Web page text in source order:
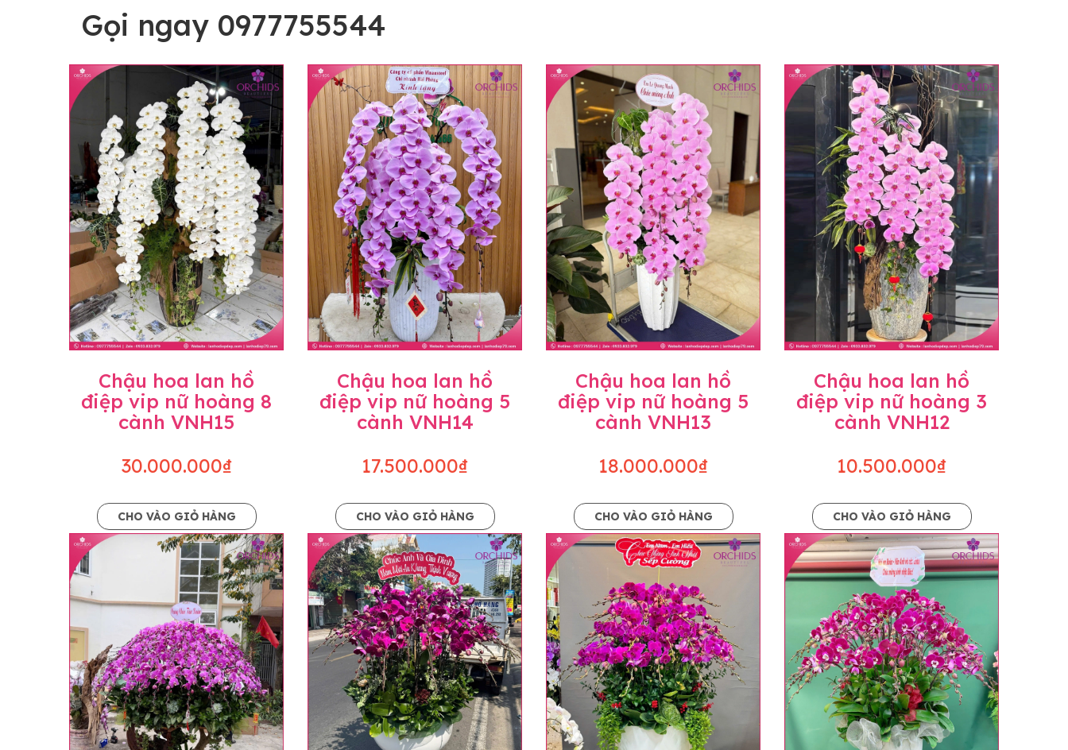
Lưu ý trước khi đặt hàng
• Về cây hoa: Một chậu hoa lan hồ điệp đẹp và hoàn chỉnh sẽ được phối ghép từ nhiều cây hoa và tạo dáng hoàn toàn thủ công nên có thể sẽ
khác nhau đôi chút giữa sản phẩm thực tế và trên hình. Cây hoa lan còn phụ thuộc theo mùa và điều kiện khách quan, tùy vào thời điểm hoa nở
nhiều, nở ít khi shop có sẵn nên sẽ thay đổi về độ dầy hoa, thưa hoa và cách trang trí.
• Về kiểu dáng & phụ kiện: Beautiful Orchids cam kết sản phẩm được thực hiện dựa trên mẫu đã chọn với mức độ giống mẫu khoảng 80-90%,
nếu có thay đổi về màu sắc hoa và kiểu chậu cũng như phụ kiện trang trí chúng tôi sẽ chủ động liên lạc với khách hàng để thông báo và tư vấn
loại hoa và phụ kiện thay thế, vẫn giữ nguyên mức giá không thay đổi. Trường hợp không đủ thời gian hoặc không liên lạc được với người
Gọi ngay 0977755544
Chậu hoa lan hồ
điệp vip nữ hoàng 8
cành VNH15
30.000.000₫
CHO VÀO GIỎ HÀNG
Chậu hoa lan hồ
điệp vip nữ hoàng 5
cành VNH14
17.500.000₫
CHO VÀO GIỎ HÀNG
Chậu hoa lan hồ
điệp vip nữ hoàng 5
cành VNH13
18.000.000₫
CHO VÀO GIỎ HÀNG
Chậu hoa lan hồ
điệp vip nữ hoàng 3
cành VNH12
10.500.000₫
CHO VÀO GIỎ HÀNG